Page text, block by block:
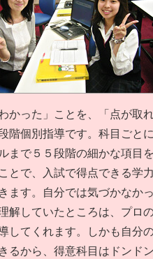
かった」ことを、「点が取
階個別指導です。科目ごと
まで５５段階の細かな項目
とで、入試で得点できる学
ます。自分では気づかなか
解していたところは、プロ
してくれます。しかも自分
るから、得意科目はドンド